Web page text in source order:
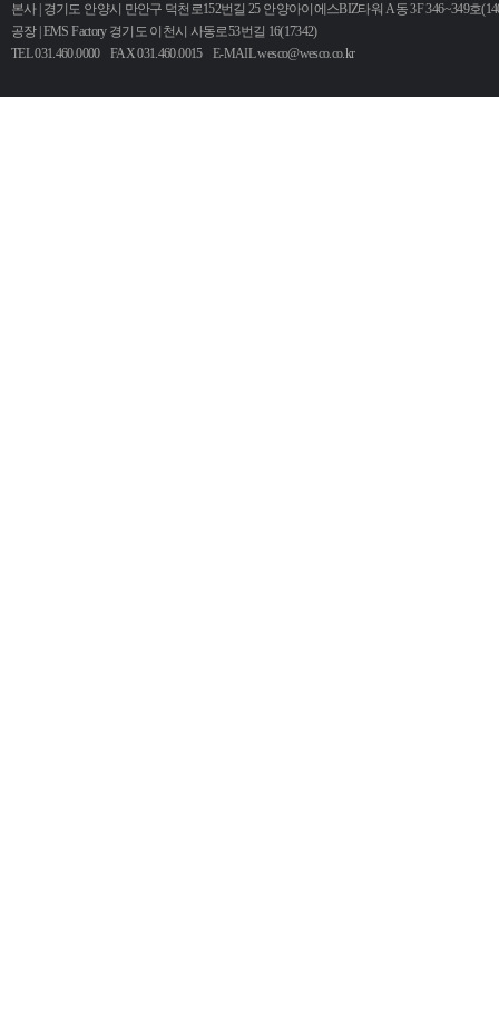
본사 | 경기도 안양시 만안구 덕천로152번길 25 안양아이에스BIZ타워 A동 3F 346~349호
공장 | EMS Factory 경기도 이천시 사동로53번길 16(17342)
TEL 031.460.0000 FAX 031.460.0015 E-MAILwesco@wesco.co.kr